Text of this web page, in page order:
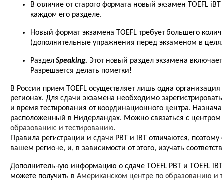
В отличие от старого формата новый экзамен TOEFL
каждом его разделе.
Новый формат экзамена TOEFL требует большего
(дополнительные упражнения перед экзаменом в
Раздел Speaking. Этот новый раздел экзамена
Разрешается делать пометки!
В России прием TOEFL осуществляет лишь одна
регионах. Для сдачи экзамена необходимо
и время тестирования от координационного центра.
расположенный в Нидерландах. Можно связаться с центром
образованию и тестированию.
Правила регистрации и сдачи PBT и iBT отличаются,
вашем регионе, и, в зависимости от этого, изучать
Дополнительную информацию о сдаче TOEFL PBT и TOEFL
можете получить в Американском центре по образованию и